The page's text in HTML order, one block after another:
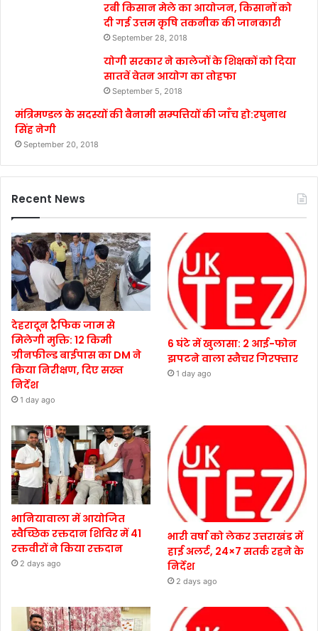
रबी किसान मेले का आयोजन, किसानों को
दी गई उत्तम कृषि तकनीक की जानकारी
September 28, 2018
योगी सरकार ने कालेजों के शिक्षकों को दिया
सातवें वेतन आयोग का तोहफा
September 5, 2018
मंत्रिमण्डल के सदस्यों की बैनामी सम्पत्तियों की जाँच हो:रघुनाथ
सिंह नेगी
September 20, 2018
Recent News
देहरादून ट्रैफिक जाम से
मिलेगी मुक्ति: 12 किमी
ग्रीनफील्ड बाईपास का DM ने
किया निरीक्षण, दिए सख्त
निर्देश
1 day ago
6 घंटे में खुलासा: 2 आई-फोन
झपटने वाला स्नैचर गिरफ्तार
1 day ago
भानियावाला में आयोजित
स्वैच्छिक रक्तदान शिविर में 41
रक्तवीरों ने किया रक्तदान
2 days ago
भारी वर्षा को लेकर उत्तराखंड में
हाई अलर्ट, 24×7 सतर्क रहने के
निर्देश
2 days ago